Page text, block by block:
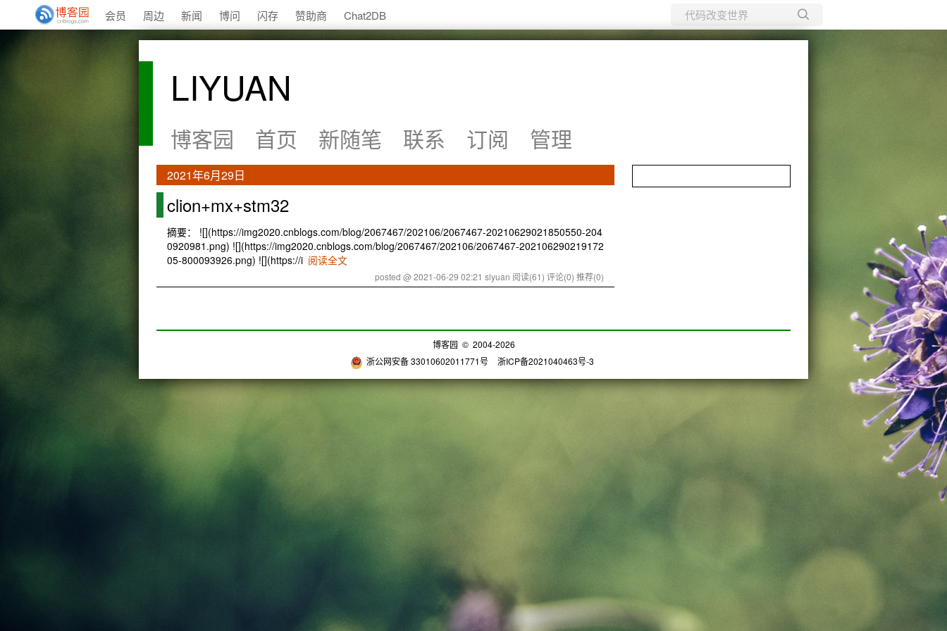
会员 周边 新闻 博问 闪存 赞助商 Chat2DB
所有博客
LIYUAN
博客园 首页 新随笔 联系 订阅 管理
2021年6月29日
clion+mx+stm32
摘要： ![](https://img2020.cnblogs.com/blog/2067467/202106/2067467-20210629021850550-204
0920981.png) ![](https://img2020.cnblogs.com/blog/2067467/202106/2067467-202106290219172
05-800093926.png) ![](https://i 阅读全文
posted @ 2021-06-29 02:21 slyuan 阅读(61) 评论(0) 推荐(0)
博客园 © 2004-2026
浙公网安备 33010602011771号
浙ICP备2021040463号-3